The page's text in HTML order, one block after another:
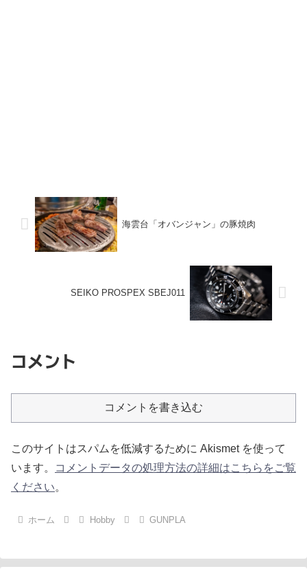
海雲台「オバンジャン」の豚焼肉
SEIKO PROSPEX SBEJ011
コメント
コメントを書き込む
このサイトはスパムを低減するために Akismet を使って
います。
コメントデータの処理方法の詳細はこちらをご覧
ください。
ホーム Hobby GUNPLA